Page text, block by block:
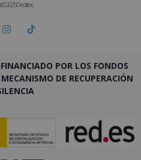
© 2025 Deditec
POR LOS FONDOS
DE RECUPERACIÓN